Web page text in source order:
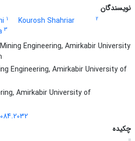
نویسندگان
1 Kourosh Shahriar 2
3
Engineering, Amirkabir University
Engineering, Amirkabir University of
Amirkabir University of
چکیده